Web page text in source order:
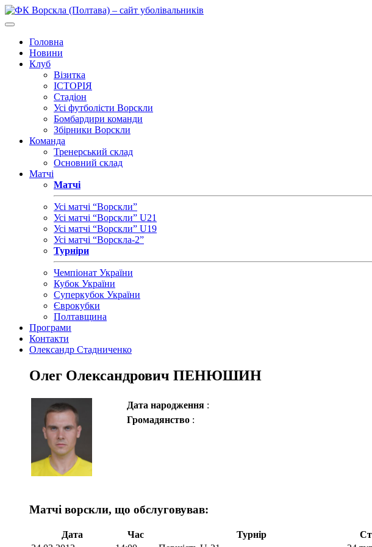
Головна
Новини
Клуб
Візитка
ІСТОРІЯ
Стадіон
Усі футболісти Ворскли
Бомбардири команди
Збірники Ворскли
Команда
Тренерський склад
Основний склад
Матчі
Матчі
Усі матчі “Ворскли”
Усі матчі “Ворскли” U21
Усі матчі “Ворскли” U19
Усі матчі “Ворскла-2”
Турніри
Чемпіонат України
Кубок України
Суперкубок України
Єврокубки
Полтавщина
Програми
Контакти
Олександр Стадниченко
Олег Олександрович ПЕНЮШИН
Дата народження :
Громадянство :
Матчі ворскли, що обслуговував:
Дата Час Турнір